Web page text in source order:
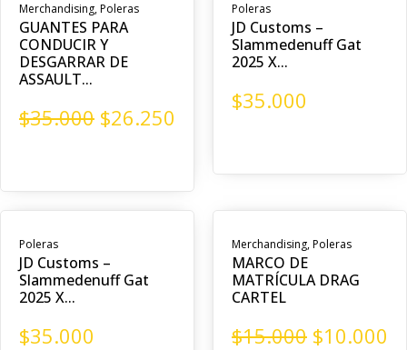
Merchandising,Poleras
GUANTES PARA
CONDUCIR Y
DESGARRAR DE
ASSAULT...
$35.000 $26.250
Poleras
JD Customs –
Slammedenuff Gat
2025 X...
$35.000
Poleras
JD Customs –
Slammedenuff Gat
2025 X...
$35.000
Merchandising,Poleras
MARCO DE
MATRÍCULA DRAG
CARTEL
$15.000 $10.000